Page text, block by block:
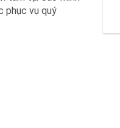
phục vụ quý